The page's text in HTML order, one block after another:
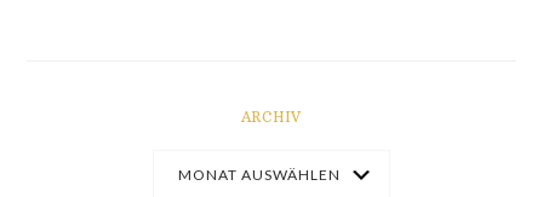
ARCHIV